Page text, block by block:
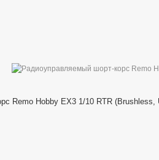
Remo Hobby EX3 1/10 RTR